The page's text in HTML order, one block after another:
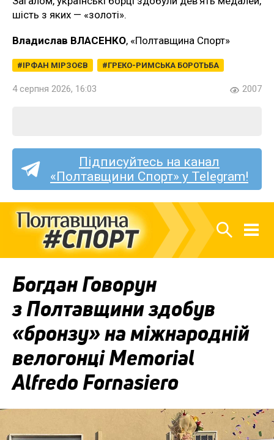
шість з яких — «золоті».
Владислав ВЛАСЕНКО, «Полтавщина Спорт»
ІРФАН МІРЗОЄВ ГРЕКО-РИМСЬКА БОРОТЬБА
4 серпня 2026, 16:03 2007
Підписуйтесь на канал
«Полтавщини Спорт» у Telegram!
Богдан Говорун
з Полтавщини здобув
«бронзу» на міжнародній
велогонці Memorial
Alfredo Fornasiero